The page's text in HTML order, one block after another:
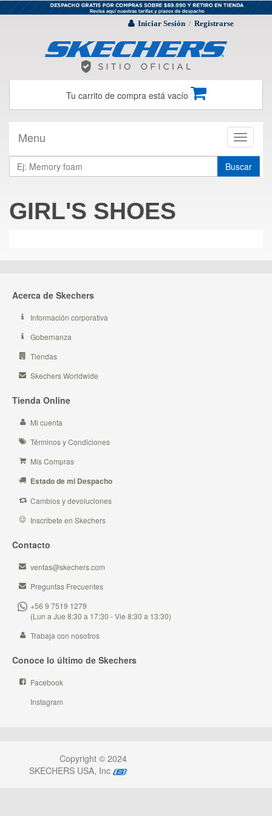
Iniciar Sesión / Registrarse
Tu carrito de compra está vacío
Toggle
Menu
Buscar
GIRL'S SHOES
Acerca de Skechers
Información corporativa
Gobernanza
Tiendas
Skechers Worldwide
Tienda Online
Mi cuenta
Términos y Condiciones
Mis Compras
Estado de mi Despacho
Cambios y devoluciones
Inscribete en Skechers
Contacto
ventas@skechers.com
Preguntas Frecuentes
+56 9 7519 1279
(Lun a Jue 8:30 a 17:30 - Vie 8:30 a 13:30)
Trabaja con nosotros
Conoce lo último de Skechers
Facebook
Instagram
Copyright © 2024
SKECHERS USA, Inc